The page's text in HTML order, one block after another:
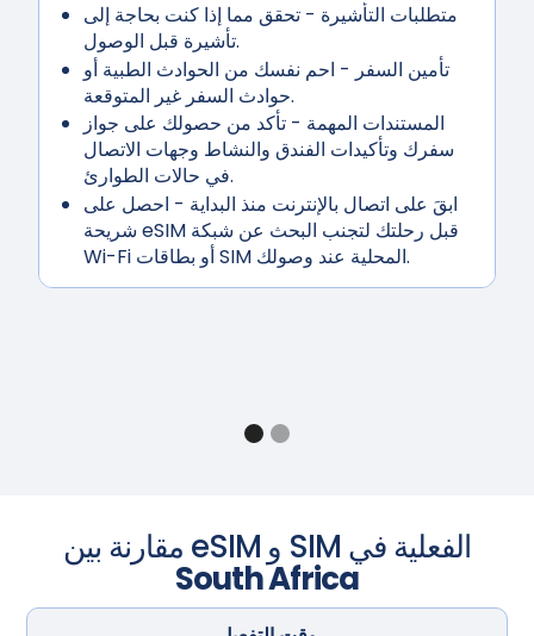
متطلبات التأشيرة - تحقق مما إذا كنت بحاجة إلى
تأشيرة قبل الوصول.
تأمين السفر - احم نفسك من الحوادث الطبية أو
حوادث السفر غير المتوقعة.
المستندات المهمة - تأكد من حصولك على جواز
سفرك وتأكيدات الفندق والنشاط وجهات الاتصال
في حالات الطوارئ.
ابقَ على اتصال بالإنترنت منذ البداية - احصل على
شريحة eSIM قبل رحلتك لتجنب البحث عن شبكة
Wi-Fi أو بطاقات SIM المحلية عند وصولك.
مقارنة بين eSIM و SIM الفعلية في
South Africa